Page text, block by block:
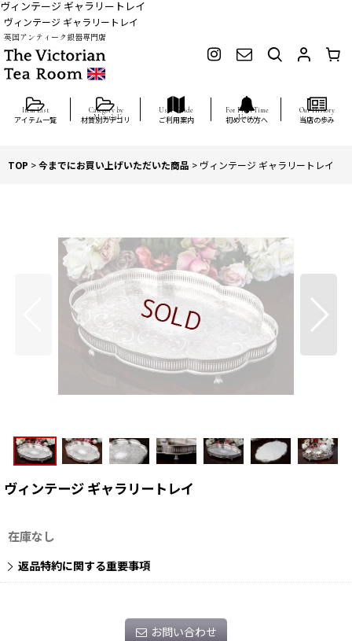
ヴィンテージ ギャラリートレイ
ヴィンテージ ギャラリートレイ
英国アンティーク銀器専門店
アイテム一覧 材質別カテゴリ ご利用案内 初めての方へ 当店の歩み
TOP >今までにお買い上げいただいた商品 > ヴィンテージ ギャラリートレイ
ヴィンテージ ギャラリートレイ
在庫なし
返品特約に関する重要事項
お問い合わせ